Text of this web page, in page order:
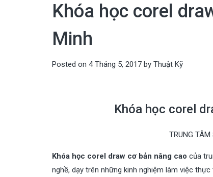
Khóa học corel
Minh
Posted on 4 Tháng 5, 2017 by Thuật Kỹ
Khóa học corel
TRUNG
Khóa học corel draw cơ bản nâng cao của
nghề, dạy trên những kinh nghiệm làm việc